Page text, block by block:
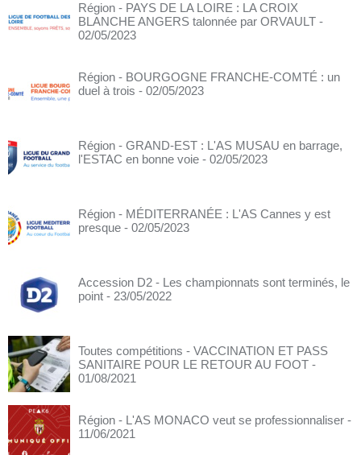
Région - PAYS DE LA LOIRE : LA CROIX
BLANCHE ANGERS talonnée par ORVAULT -
02/05/2023
Région - BOURGOGNE FRANCHE-COMTÉ : un
duel à trois - 02/05/2023
Région - GRAND-EST : L'AS MUSAU en barrage,
l'ESTAC en bonne voie - 02/05/2023
Région - MÉDITERRANÉE : L'AS Cannes y est
presque - 02/05/2023
Accession D2 - Les championnats sont terminés, le
point - 23/05/2022
Toutes compétitions - VACCINATION ET PASS
SANITAIRE POUR LE RETOUR AU FOOT -
01/08/2021
Région - L'AS MONACO veut se professionnaliser -
11/06/2021